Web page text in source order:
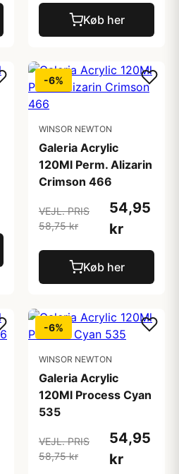
Køb her
-6%
WINSOR NEWTON
Galeria Acrylic
120Ml Perm. Alizarin
Crimson 466
VEJL. PRIS
58,75 kr
54,95
kr
Køb her
-6%
WINSOR NEWTON
Galeria Acrylic
120Ml Process Cyan
535
VEJL. PRIS
58,75 kr
54,95
kr